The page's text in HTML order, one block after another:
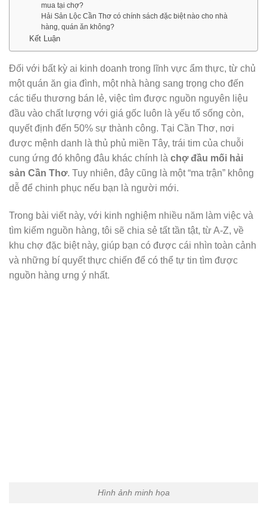
mua tại chợ?
Hải Sản Lộc Cần Thơ có chính sách đặc biệt nào cho nhà
hàng, quán ăn không?
Kết Luận
Đối với bất kỳ ai kinh doanh trong lĩnh vực ẩm thực, từ chủ
một quán ăn gia đình, một nhà hàng sang trọng cho đến
các tiểu thương bán lẻ, việc tìm được nguồn nguyên liệu
đầu vào chất lượng với giá gốc luôn là yếu tố sống còn,
quyết định đến 50% sự thành công. Tại Cần Thơ, nơi
được mệnh danh là thủ phủ miền Tây, trái tim của chuỗi
cung ứng đó không đâu khác chính là chợ đầu mối hải
sản Cần Thơ. Tuy nhiên, đây cũng là một “ma trận” không
dễ để chinh phục nếu bạn là người mới.
Trong bài viết này, với kinh nghiệm nhiều năm làm việc và
tìm kiếm nguồn hàng, tôi sẽ chia sẻ tất tần tật, từ A-Z, về
khu chợ đặc biệt này, giúp bạn có được cái nhìn toàn cảnh
và những bí quyết thực chiến để có thể tự tin tìm được
nguồn hàng ưng ý nhất.
Hình ảnh minh họa